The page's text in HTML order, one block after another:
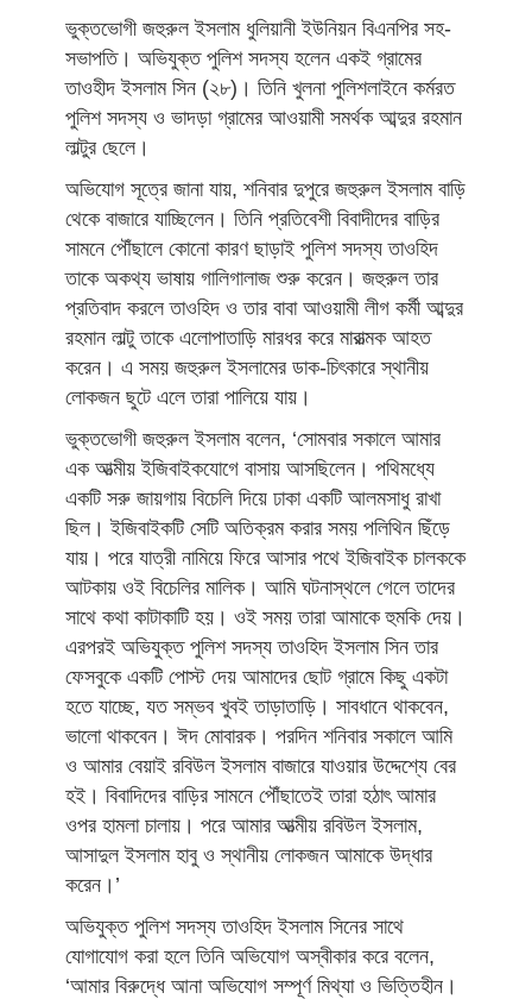
ভুক্তভোগী জহুরুল ইসলাম ধুলিয়ানী ইউনিয়ন বিএনপির সহ-
সভাপতি। অভিযুক্ত পুলিশ সদস্য হলেন একই গ্রামের
তাওহীদ ইসলাম সিন (২৮)। তিনি খুলনা পুলিশলাইনে কর্মরত
পুলিশ সদস্য ও ভাদড়া গ্রামের আওয়ামী সমর্থক আব্দুর রহমান
লাল্টুর ছেলে।
অভিযোগ সূত্রে জানা যায়, শনিবার দুপুরে জহুরুল ইসলাম বাড়ি
থেকে বাজারে যাচ্ছিলেন। তিনি প্রতিবেশী বিবাদীদের বাড়ির
সামনে পৌঁছালে কোনো কারণ ছাড়াই পুলিশ সদস্য তাওহিদ
তাকে অকথ্য ভাষায় গালিগালাজ শুরু করেন। জহুরুল তার
প্রতিবাদ করলে তাওহিদ ও তার বাবা আওয়ামী লীগ কর্মী আব্দুর
রহমান লাল্টু তাকে এলোপাতাড়ি মারধর করে মারাত্মক আহত
করেন। এ সময় জহুরুল ইসলামের ডাক-চিৎকারে স্থানীয়
লোকজন ছুটে এলে তারা পালিয়ে যায়।
ভুক্তভোগী জহুরুল ইসলাম বলেন, ‘সোমবার সকালে আমার
এক আত্মীয় ইজিবাইকযোগে বাসায় আসছিলেন। পথিমধ্যে
একটি সরু জায়গায় বিচেলি দিয়ে ঢাকা একটি আলমসাধু রাখা
ছিল। ইজিবাইকটি সেটি অতিক্রম করার সময় পলিথিন ছিঁড়ে
যায়। পরে যাত্রী নামিয়ে ফিরে আসার পথে ইজিবাইক চালককে
আটকায় ওই বিচেলির মালিক। আমি ঘটনাস্থলে গেলে তাদের
সাথে কথা কাটাকাটি হয়। ওই সময় তারা আমাকে হুমকি দেয়।
এরপরই অভিযুক্ত পুলিশ সদস্য তাওহিদ ইসলাম সিন তার
ফেসবুকে একটি পোস্ট দেয় আমাদের ছোট গ্রামে কিছু একটা
হতে যাচ্ছে, যত সম্ভব খুবই তাড়াতাড়ি। সাবধানে থাকবেন,
ভালো থাকবেন। ঈদ মোবারক। পরদিন শনিবার সকালে আমি
ও আমার বেয়াই রবিউল ইসলাম বাজারে যাওয়ার উদ্দেশ্যে বের
হই। বিবাদিদের বাড়ির সামনে পৌঁছাতেই তারা হঠাৎ আমার
ওপর হামলা চালায়। পরে আমার আত্মীয় রবিউল ইসলাম,
আসাদুল ইসলাম হাবু ও স্থানীয় লোকজন আমাকে উদ্ধার
করেন।’
অভিযুক্ত পুলিশ সদস্য তাওহিদ ইসলাম সিনের সাথে
যোগাযোগ করা হলে তিনি অভিযোগ অস্বীকার করে বলেন,
‘আমার বিরুদ্ধে আনা অভিযোগ সম্পূর্ণ মিথ্যা ও ভিত্তিহীন।